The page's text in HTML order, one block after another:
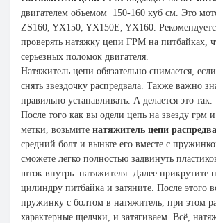
двигателем объемом 150-160 куб см. Это
ZS160, YX150, YX150E, YX160.
проверять натяжку цепи ГРМ на питбайках,
серьезных поломок двигателя.
Натяжитель цепи обязательно снимается,
снять звездочку распредвала. Также важно
правильно устанавливать. А делается это так.
После того как вы одели цепь на звезду грм
метки, возьмите натяжитель цепи
средний болт и выньте его вместе с
сможете легко полностью задвинуть
шток внутрь натяжителя. Далее прикрутите
цилиндру питбайка и затяните. После этого
пружинку с болтом в натяжитель, при этом
характерные щелчки, и затягиваем. Всё,